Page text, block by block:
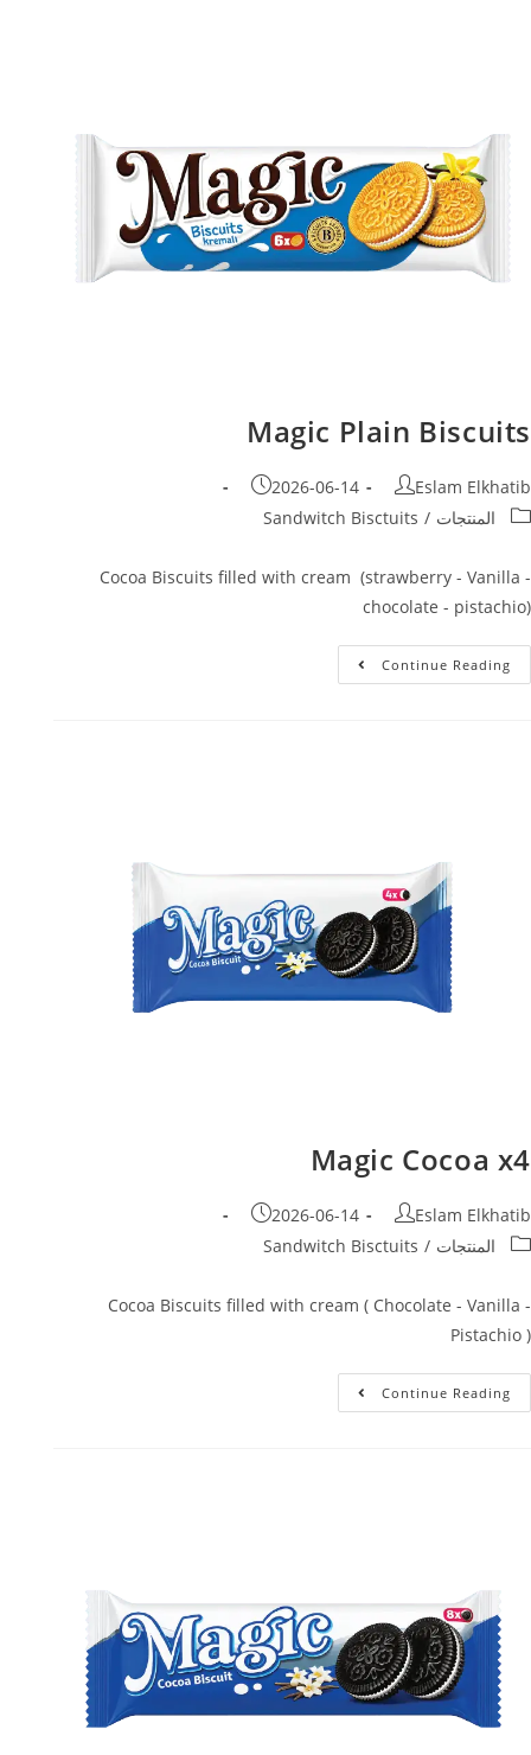
Magic Plain Biscuits
Eslam Elkhatib
2026-06-14
المنتجات /
Sandwitch Bisctuits
Cocoa Biscuits filled with cream (strawberry - Vanilla -
chocolate - pistachio)
Continue Reading
Magic Cocoa x4
Eslam Elkhatib
2026-06-14
المنتجات /
Sandwitch Bisctuits
Cocoa Biscuits filled with cream ( Chocolate - Vanilla -
Pistachio )
Continue Reading